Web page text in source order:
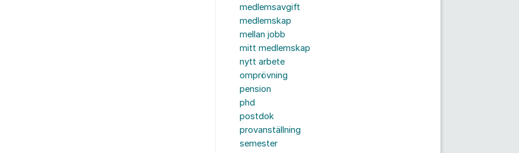
medlemsavgift
medlemskap
mellan jobb
mitt medlemskap
nytt arbete
omprövning
pension
phd
postdok
provanställning
semester